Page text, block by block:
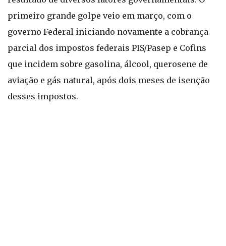
primeiro grande golpe veio em março, com o
governo Federal iniciando novamente a cobrança
parcial dos impostos federais PIS/Pasep e Cofins
que incidem sobre gasolina, álcool, querosene de
aviação e gás natural, após dois meses de isenção
desses impostos.